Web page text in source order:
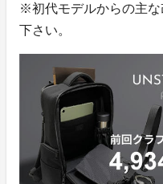
※初代モデルからの主
下さい。